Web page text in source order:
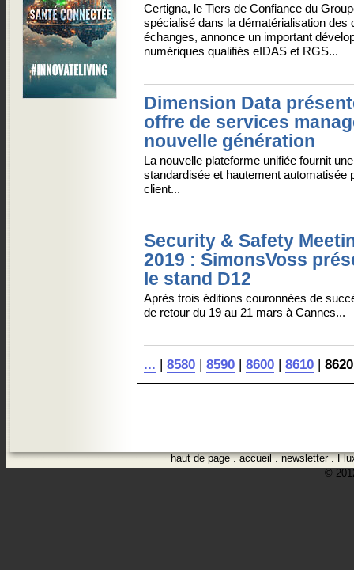
Certigna, le Tiers de Confiance du
spécialisé dans la dématérialisation
échanges, annonce un important
numériques qualifiés eIDAS et RGS...
Dimension Data
offre de services
nouvelle génération
La nouvelle plateforme unifiée fournit
standardisée et hautement automatisée
client...
Security & Safety
2019 : SimonsVoss
le stand D12
Après trois éditions couronnées de
de retour du 19 au 21 mars à Cannes...
... | 8580 | 8590 | 8600 | 8610 | 8620
haut de page.accueil.newsletter.
©